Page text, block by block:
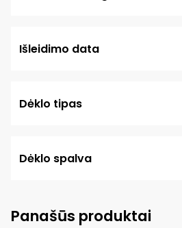
Išleidimo data
Dėklo tipas
Dėklo spalva
Panašūs produktai